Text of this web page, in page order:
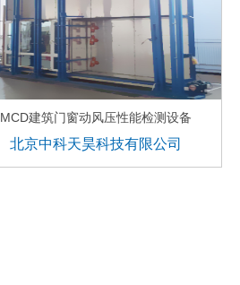
MCD建筑门窗动风压性能检测设备
北京中科天昊科技有限公司